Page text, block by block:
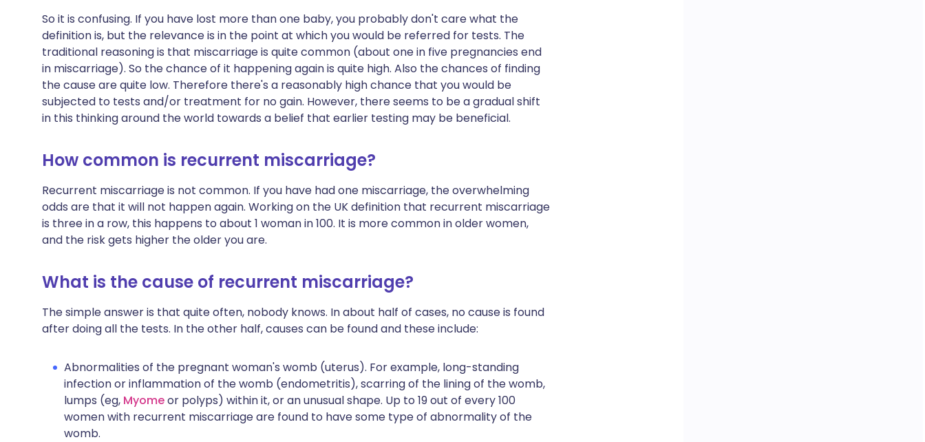
So it is confusing. If you have lost more than one baby, you probably don't care what the
definition is, but the relevance is in the point at which you would be referred for tests. The
traditional reasoning is that miscarriage is quite common (about one in five pregnancies end
in miscarriage). So the chance of it happening again is quite high. Also the chances of finding
the cause are quite low. Therefore there's a reasonably high chance that you would be
subjected to tests and/or treatment for no gain. However, there seems to be a gradual shift
in this thinking around the world towards a belief that earlier testing may be beneficial.
How common is recurrent miscarriage?
Recurrent miscarriage is not common. If you have had one miscarriage, the overwhelming
odds are that it will not happen again. Working on the UK definition that recurrent miscarriage
is three in a row, this happens to about 1 woman in 100. It is more common in older women,
and the risk gets higher the older you are.
What is the cause of recurrent miscarriage?
The simple answer is that quite often, nobody knows. In about half of cases, no cause is found
after doing all the tests. In the other half, causes can be found and these include:
Abnormalities of the pregnant woman's womb (uterus). For example, long-standing
infection or inflammation of the womb (endometritis), scarring of the lining of the womb,
lumps (eg, Myomeor polyps) within it, or an unusual shape. Up to 19 out of every 100
women with recurrent miscarriage are found to have some type of abnormality of the
womb.